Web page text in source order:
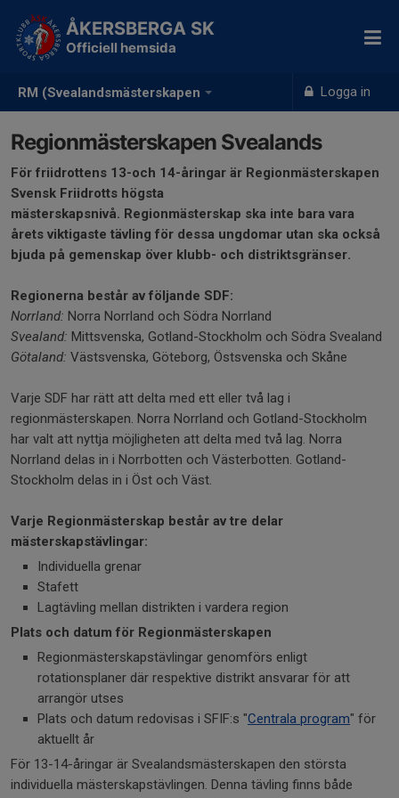
RM (Svealandsmästerskapen Logga in
ÅKERSBERGA SK
Officiell hemsida
Regionmästerskapen Svealands
För friidrottens 13-och 14-åringar är Regionmästerskapen
Svensk Friidrotts högsta
mästerskapsnivå. Regionmästerskap ska inte bara vara
årets viktigaste tävling för dessa ungdomar utan ska också
bjuda på gemenskap över klubb- och distriktsgränser.
Regionerna består av följande SDF:
Norrland: Norra Norrland och Södra Norrland
Svealand: Mittsvenska, Gotland-Stockholm och Södra Svealand
Götaland: Västsvenska, Göteborg, Östsvenska och Skåne
Varje SDF har rätt att delta med ett eller två lag i
regionmästerskapen. Norra Norrland och Gotland-Stockholm
har valt att nyttja möjligheten att delta med två lag. Norra
Norrland delas in i Norrbotten och Västerbotten. Gotland-
Stockholm delas in i Öst och Väst.
Varje Regionmästerskap består av tre delar
mästerskapstävlingar:
Individuella grenar
Stafett
Lagtävling mellan distrikten i vardera region
Plats och datum för Regionmästerskapen
Regionmästerskapstävlingar genomförs enligt
rotationsplaner där respektive distrikt ansvarar för att
arrangör utses
Plats och datum redovisas i SFIF:s "Centrala program" för
aktuellt år
För 13-14-åringar är Svealandsmästerskapen den största
individuella mästerskapstävlingen. Denna tävling finns både